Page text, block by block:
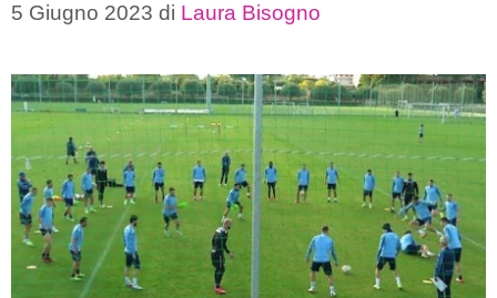
5 Giugno 2023 di Laura Bisogno